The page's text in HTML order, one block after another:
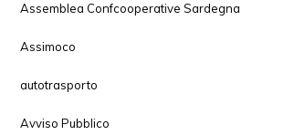
Assemblea Confcooperative Sardegna
Assimoco
autotrasporto
Avviso Pubblico